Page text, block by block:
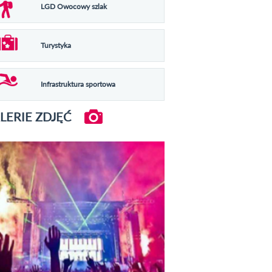
LGD Owocowy szlak
Turystyka
Infrastruktura sportowa
ZDJĘĆ